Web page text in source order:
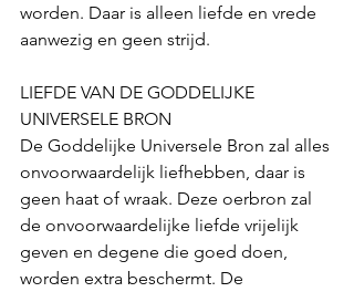
worden. Daar is alleen liefde en vrede
aanwezig en geen strijd.
LIEFDE VAN DE GODDELIJKE
UNIVERSELE BRON
De Goddelijke Universele Bron zal alles
onvoorwaardelijk liefhebben, daar is
geen haat of wraak. Deze oerbron zal
de onvoorwaardelijke liefde vrijelijk
geven en degene die goed doen,
worden extra beschermt. De